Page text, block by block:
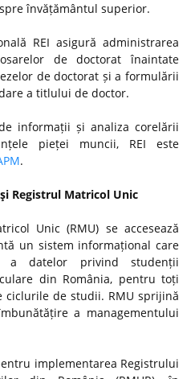
învățământul superior.
REI asigură administrarea
de doctorat înaintate
de doctorat și a formulării
a titlului de doctor.
informații și analiza corelării
pieței muncii, REI este
.
Registrul Matricol Unic
Unic (RMU) se accesează
un sistem informațional care
a datelor privind studenții
din România, pentru toți
de studii. RMU sprijină
a managementului
implementarea Registrului